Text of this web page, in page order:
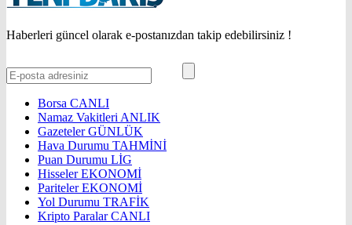
Haberleri güncel olarak e-postanızdan takip edebilirsiniz !
Borsa CANLI
Namaz VakitleriANLIK
GazetelerGÜNLÜK
Hava Durumu TAHMİNİ
Puan Durumu LİG
HisselerEKONOMİ
ParitelerEKONOMİ
Yol Durumu TRAFİK
Kripto ParalarCANLI